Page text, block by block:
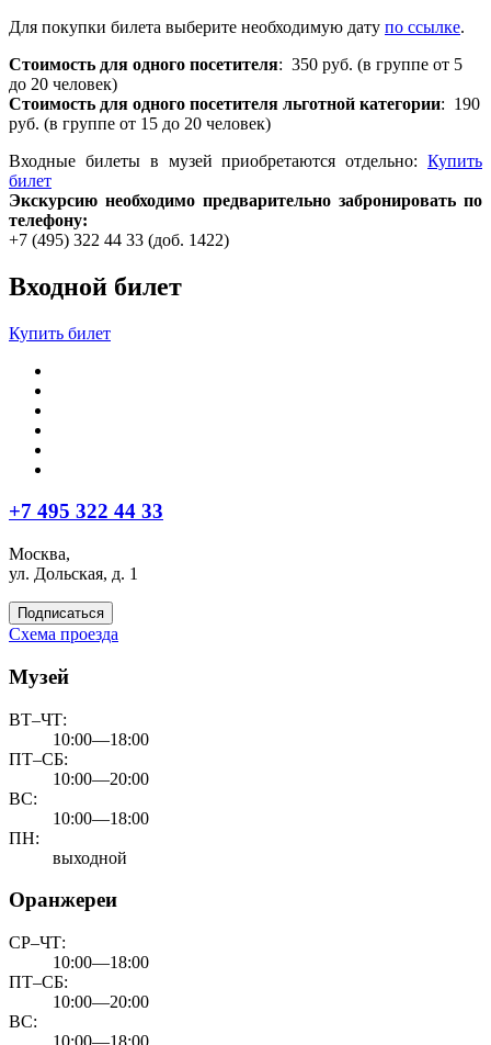
Для покупки билета выберите необходимую дату по ссылке.
Стоимость для одного посетителя: 350 руб. (в группе от 5
до 20 человек)
Стоимость для одного посетителя льготной категории: 190
руб. (в группе от 15 до 20 человек)
Входные билеты в музей приобретаются отдельно: Купить
билет
Экскурсию необходимо предварительно забронировать по
телефону:
+7 (495) 322 44 33 (доб. 1422)
Входной билет
Купить билет
+7 495 322 44 33
Москва,
ул. Дольская, д. 1
Подписаться
Схема проезда
Музей
ВТ–ЧТ:
10:00—18:00
ПТ–СБ:
10:00—20:00
ВС:
10:00—18:00
ПН:
выходной
Оранжереи
СР–ЧТ:
10:00—18:00
ПТ–СБ:
10:00—20:00
ВС:
10:00—18:00